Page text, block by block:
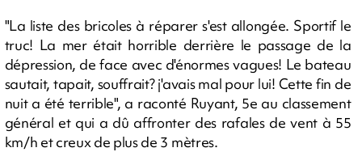
"La liste des bricoles à réparer s'est allongée. Sportif le
truc! La mer était horrible derrière le passage de la
dépression, de face avec d'énormes vagues! Le bateau
sautait, tapait, souffrait? j'avais mal pour lui! Cette fin de
nuit a été terrible", a raconté Ruyant, 5e au classement
général et qui a dû affronter des rafales de vent à 55
km/h et creux de plus de 3 mètres.